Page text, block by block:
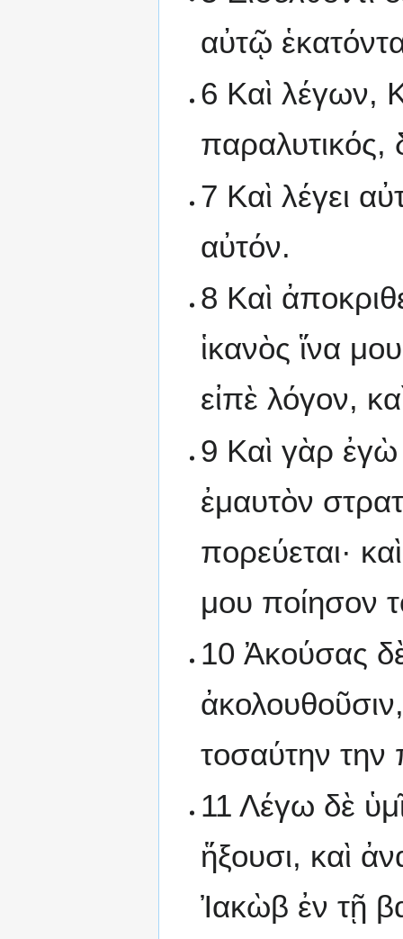
αὐτῷ
6 Καὶ λέγων,
παραλυτικός,
7 Καὶ λέγει
αὐτόν.
8 Καὶ
ἱκανὸς ἵνα
εἰπὲ λόγον,
9 Καὶ γὰρ
ἐμαυτὸν
πορεύεται·
μου ποίησον
10 Ἀκούσας
τοσαύτην την
11 Λέγω δὲ
ἥξουσι, καὶ
Ἰακὼβ ἐν τῇ